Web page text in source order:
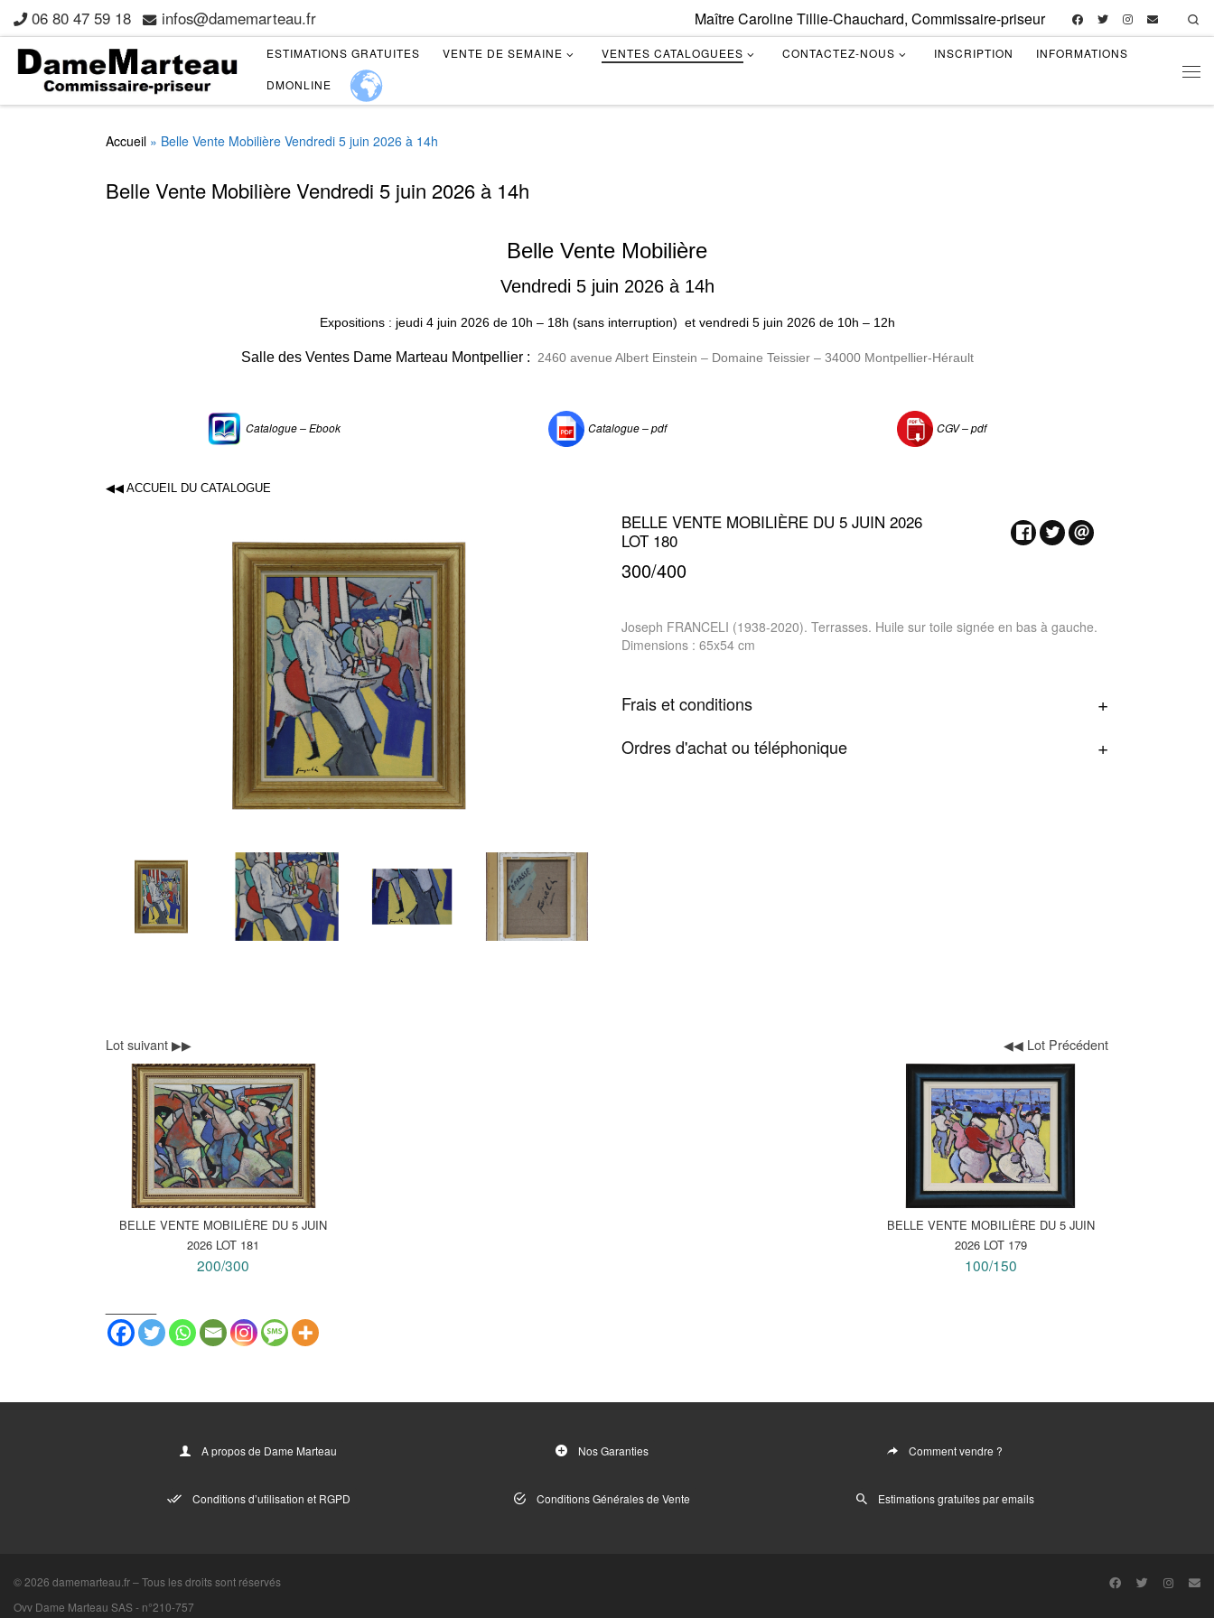
Skip to content
06 80 47 59 18 infos@damemarteau.fr Maître Caroline Tillie-Chauchard, Commissaire-priseur
ESTIMATIONS GRATUITES VENTE DE SEMAINE VENTES CATALOGUEES CONTACTEZ-NOUS INSCRIPTION INFORMATIONS
DMONLINE
Accueil » Belle Vente Mobilière Vendredi 5 juin 2026 à 14h
Belle Vente Mobilière Vendredi 5 juin 2026 à 14h
Belle Vente Mobilière
Vendredi 5 juin 2026 à 14h
Expositions : jeudi 4 juin 2026de 10h – 18h (sans interruption) et vendredi 5 juin 2026 de 10h – 12h
Salle des Ventes Dame Marteau Montpellier : 2460 avenue Albert Einstein – Domaine Teissier – 34000 Montpellier-Hérault
Catalogue – Ebook Catalogue – pdf CGV –pdf
◀◀ ACCUEIL DU CATALOGUE
BELLE VENTE MOBILIÈRE DU 5 JUIN 2026
LOT 180
300/400
Joseph FRANCELI (1938-2020). Terrasses. Huile sur toile signée en bas à gauche.
Dimensions : 65x54 cm
Frais et conditions
Ordres d'achat ou téléphonique
Lot suivant ▶▶
BELLE VENTE MOBILIÈRE DU 5 JUIN
2026 LOT 181
200/300
◀◀ Lot Précédent
BELLE VENTE MOBILIÈRE DU 5 JUIN
2026 LOT 179
100/150
A propos de Dame Marteau
Conditions d’utilisation et RGPD
Nos Garanties
Conditions Générales de Vente
Comment vendre ?
Estimations gratuites par emails
© 2026 damemarteau.fr–Tous les droits sont réservés
Ovv Dame Marteau SAS - n°210-757